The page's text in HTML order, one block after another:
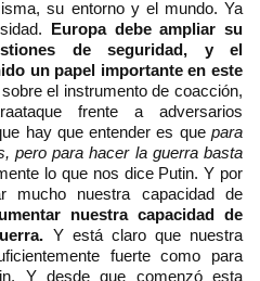
su entorno y el mundo. Ya
Europa debe ampliar su
de seguridad, y el
un papel importante en este
el instrumento de coacción,
frente a adversarios
hay que entender es que para
pero para hacer la guerra basta
lo que nos dice Putin. Y por
mucho nuestra capacidad de
nuestra capacidad de
Y está claro que nuestra
fuerte como para
Y desde que comenzó esta